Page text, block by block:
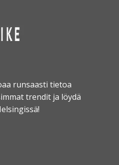
runsaasti tietoa
trendit ja löydä